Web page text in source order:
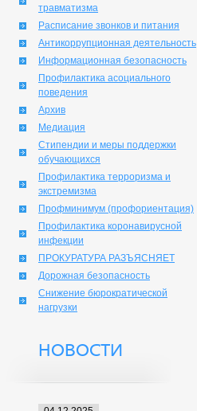
травматизма
Расписание звонков и питания
Антикоррупционная деятельность
Информационная безопасность
Профилактика асоциального
поведения
Архив
Медиация
Стипендии и меры поддержки
обучающихся
Профилактика терроризма и
экстремизма
Профминимум (профориентация)
Профилактика коронавирусной
инфекции
ПРОКУРАТУРА РАЗЪЯСНЯЕТ
Дорожная безопасность
Снижение бюрократической
нагрузки
НОВОСТИ